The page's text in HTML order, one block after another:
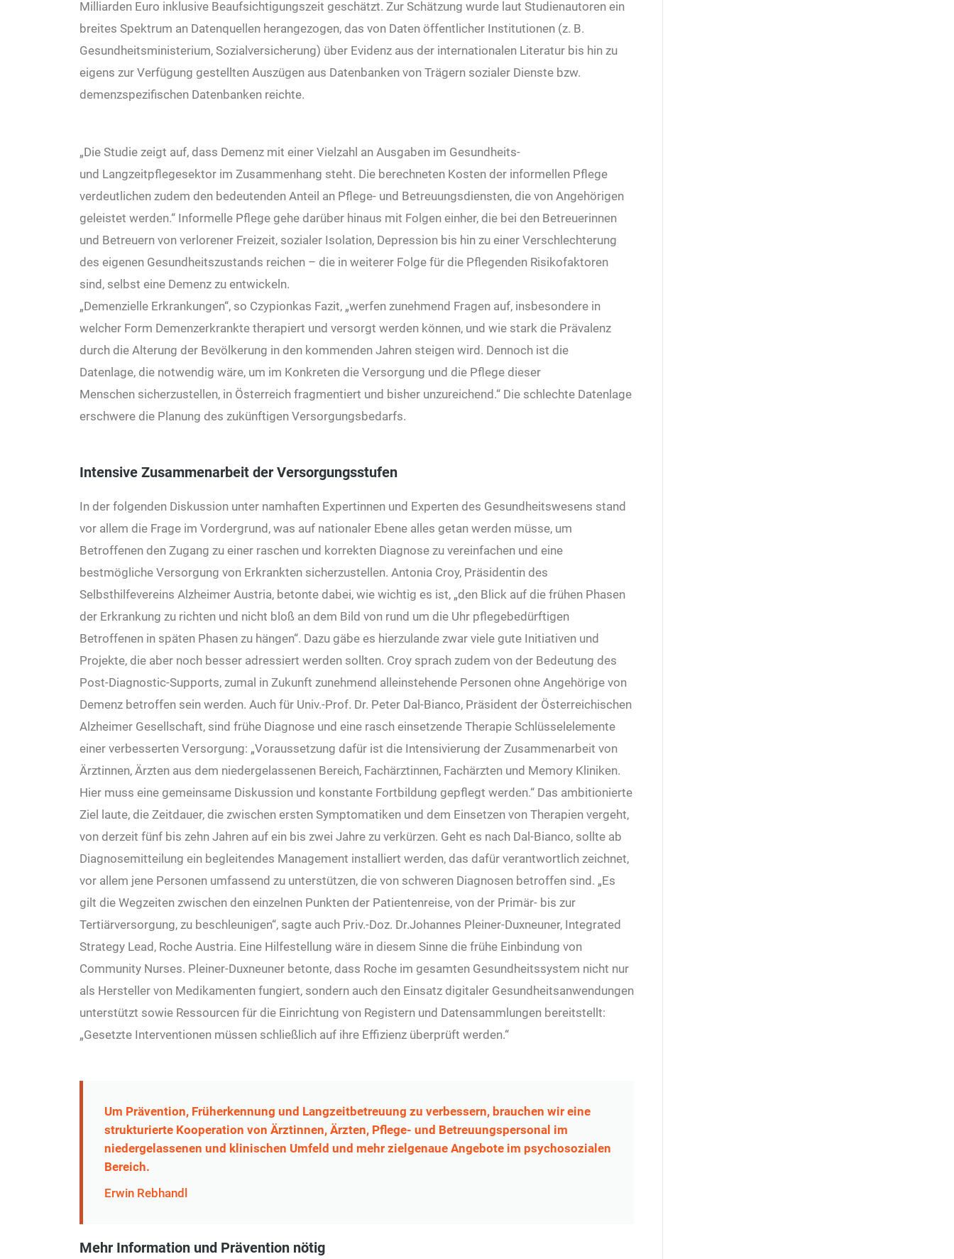
Milliarden Euro inklusive Beaufsichtigungszeit geschätzt. Zur Schätzung wurde laut Studienautoren ein
breites Spektrum an Datenquellen herangezogen, das von Daten öffentlicher Institutionen (z. B.
Gesundheitsministerium, Sozialversicherung) über Evidenz aus der internationalen Literatur bis hin zu
eigens zur Verfügung gestellten Auszügen aus Datenbanken von Trägern sozialer Dienste bzw.
demenzspezifischen Datenbanken reichte.
„Die Studie zeigt auf, dass Demenz mit einer Vielzahl an Ausgaben im Gesundheits-
und Langzeitpflegesektor im Zusammenhang steht. Die berechneten Kosten der informellen Pflege
verdeutlichen zudem den bedeutenden Anteil an Pflege- und Betreuungsdiensten, die von Angehörigen
geleistet werden.“ Informelle Pflege gehe darüber hinaus mit Folgen einher, die bei den Betreuerinnen
und Betreuern von verlorener Freizeit, sozialer Isolation, Depression bis hin zu einer Verschlechterung
des eigenen Gesundheitszustands reichen – die in weiterer Folge für die Pflegenden Risikofaktoren
sind, selbst eine Demenz zu entwickeln.
„Demenzielle Erkrankungen“, so Czypionkas Fazit, „werfen zunehmend Fragen auf, insbesondere in
welcher Form Demenzerkrankte therapiert und versorgt werden können, und wie stark die Prävalenz
durch die Alterung der Bevölkerung in den kommenden Jahren steigen wird. Dennoch ist die
Datenlage, die notwendig wäre, um im Konkreten die Versorgung und die Pflege dieser
Menschen sicherzustellen, in Österreich fragmentiert und bisher unzureichend.“ Die schlechte Datenlage
erschwere die Planung des zukünftigen Versorgungsbedarfs.
Intensive Zusammenarbeit der Versorgungsstufen
In der folgenden Diskussion unter namhaften Expertinnen und Experten des Gesundheitswesens stand
vor allem die Frage im Vordergrund, was auf nationaler Ebene alles getan werden müsse, um
Betroffenen den Zugang zu einer raschen und korrekten Diagnose zu vereinfachen und eine
bestmögliche Versorgung von Erkrankten sicherzustellen. Antonia Croy, Präsidentin des
Selbsthilfevereins Alzheimer Austria, betonte dabei, wie wichtig es ist, „den Blick auf die frühen Phasen
der Erkrankung zu richten und nicht bloß an dem Bild von rund um die Uhr pflegebedürftigen
Betroffenen in späten Phasen zu hängen“. Dazu gäbe es hierzulande zwar viele gute Initiativen und
Projekte, die aber noch besser adressiert werden sollten. Croy sprach zudem von der Bedeutung des
Post-Diagnostic-Supports, zumal in Zukunft zunehmend alleinstehende Personen ohne Angehörige von
Demenz betroffen sein werden. Auch für Univ.-Prof. Dr. Peter Dal-Bianco, Präsident der Österreichischen
Alzheimer Gesellschaft, sind frühe Diagnose und eine rasch einsetzende Therapie Schlüsselelemente
einer verbesserten Versorgung: „Voraussetzung dafür ist die Intensivierung der Zusammenarbeit von
Ärztinnen, Ärzten aus dem niedergelassenen Bereich, Fachärztinnen, Fachärzten und Memory Kliniken.
Hier muss eine gemeinsame Diskussion und konstante Fortbildung gepflegt werden.“ Das ambitionierte
Ziel laute, die Zeitdauer, die zwischen ersten Symptomatiken und dem Einsetzen von Therapien vergeht,
von derzeit fünf bis zehn Jahren auf ein bis zwei Jahre zu verkürzen. Geht es nach Dal-Bianco, sollte ab
Diagnosemitteilung ein begleitendes Management installiert werden, das dafür verantwortlich zeichnet,
vor allem jene Personen umfassend zu unterstützen, die von schweren Diagnosen betroffen sind. „Es
gilt die Wegzeiten zwischen den einzelnen Punkten der Patientenreise, von der Primär- bis zur
Tertiärversorgung, zu beschleunigen“, sagte auch Priv.-Doz. Dr.Johannes Pleiner-Duxneuner, Integrated
Strategy Lead, Roche Austria. Eine Hilfestellung wäre in diesem Sinne die frühe Einbindung von
Community Nurses. Pleiner-Duxneuner betonte, dass Roche im gesamten Gesundheitssystem nicht nur
als Hersteller von Medikamenten fungiert, sondern auch den Einsatz digitaler Gesundheitsanwendungen
unterstützt sowie Ressourcen für die Einrichtung von Registern und Datensammlungen bereitstellt:
„Gesetzte Interventionen müssen schließlich auf ihre Effizienz überprüft werden.“
Um Prävention, Früherkennung und Langzeitbetreuung zu verbessern, brauchen wir eine
strukturierte Kooperation von Ärztinnen, Ärzten, Pflege- und Betreuungspersonal im
niedergelassenen und klinischen Umfeld und mehr zielgenaue Angebote im psychosozialen
Bereich.
Erwin Rebhandl
Mehr Information und Prävention nötig